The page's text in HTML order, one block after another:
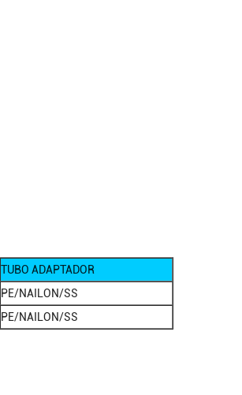
TUBO ADAPTADOR
PE/NAILON/SS
PE/NAILON/SS